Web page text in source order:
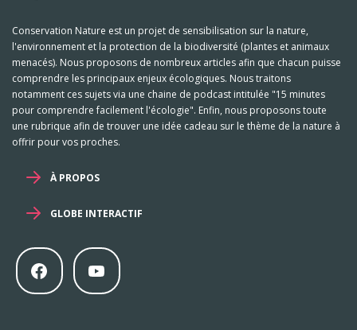
Conservation Nature est un projet de sensibilisation sur la nature,
l'environnement et la protection de la biodiversité (plantes et animaux
menacés). Nous proposons de nombreux articles afin que chacun puisse
comprendre les principaux enjeux écologiques. Nous traitons
notamment ces sujets via une chaine de podcast intitulée "15 minutes
pour comprendre facilement l'écologie". Enfin, nous proposons toute
une rubrique afin de trouver une idée cadeau sur le thème de la nature à
offrir pour vos proches.
À PROPOS
GLOBE INTERACTIF